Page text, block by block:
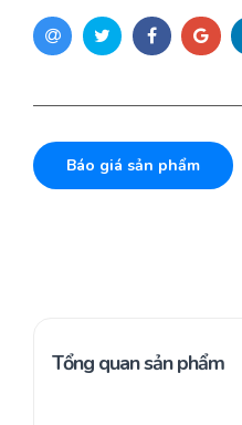
Báo giá sản phẩm
Tổng quan sản phẩm